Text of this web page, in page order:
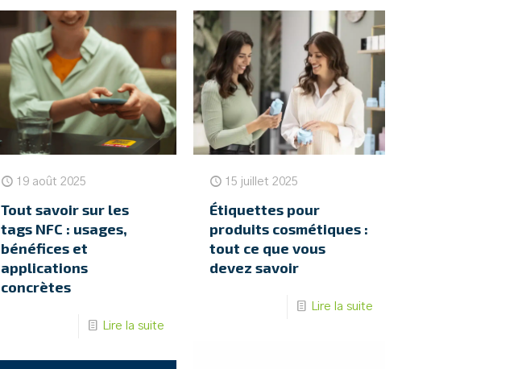
19 août 2025
Tout savoir sur les
tags NFC : usages,
bénéfices et
applications
concrètes
Lire la suite
15 juillet 2025
Étiquettes pour
produits cosmétiques :
tout ce que vous
devez savoir
Lire la suite